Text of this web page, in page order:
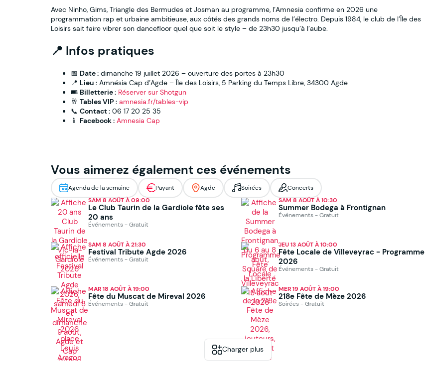
Avec Ninho, Gims, Triangle des Bermudes et Josman au programme, l’Amnesia confirme en 2026 une
programmation rap et urbaine ambitieuse, aux côtés des grands noms de l’électro. Depuis 1984, le club de l’Île des
Loisirs sait faire vibrer son dancefloor quel que soit le style – de 23h30 jusqu’à l’aube.
📍 Infos pratiques
📅 Date : dimanche 19 juillet 2026 – ouverture des portes à 23h30
📍 Lieu : Amnésia Cap d’Agde – Île des Loisirs, 5 Parking du Temps Libre, 34300 Agde
🎟 Billetterie : Réserver sur Shotgun
🥂 Tables VIP : amnesia.fr/tables-vip
📞 Contact : 06 17 20 25 35
📱 Facebook : Amnesia Cap
Vous aimerez également ces événements
Agenda de la semaine Payant Agde Soirées Concerts
SAM 8 AOÛT À 09:00
Le Club Taurin de la Gardiole fête ses
20 ans
Événements - Gratuit
SAM 8 AOÛT À 10:30
Summer Bodega à Frontignan
Événements - Gratuit
SAM 8 AOÛT À 21:30
Festival Tribute Agde 2026
Événements - Gratuit
JEU 13 AOÛT À 10:00
Fête Locale de Villeveyrac - Programme
2026
Événements - Gratuit
MAR 18 AOÛT À 19:00
Fête du Muscat de Mireval 2026
Événements - Gratuit
MER 19 AOÛT À 19:00
218e Fête de Mèze 2026
Soirées - Gratuit
Charger plus